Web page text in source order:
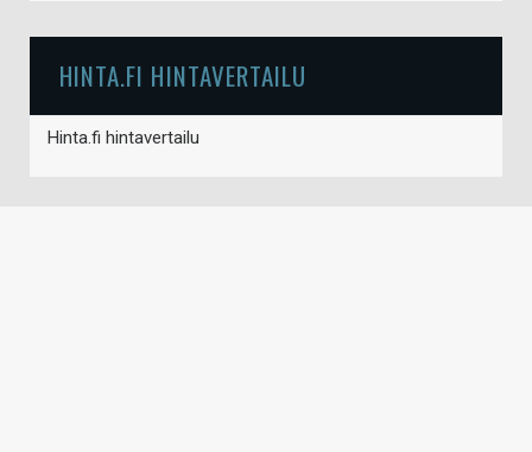
HINTA.FI HINTAVERTAILU
Hinta.fi hintavertailu